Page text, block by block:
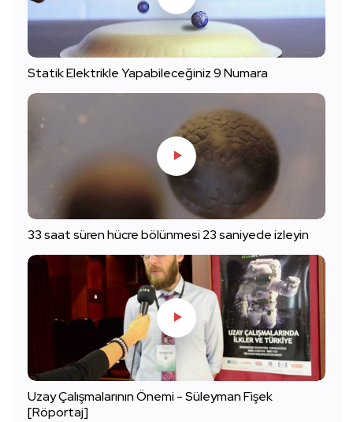
Statik Elektrikle Yapabileceğiniz 9 Numara
33 saat süren hücre bölünmesi 23 saniyede izleyin
Uzay Çalışmalarının Önemi - Süleyman Fişek
[Röportaj]